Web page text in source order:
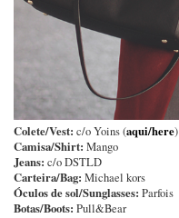
Colete/Vest: c/o Yoins (aqui/here)
Camisa/Shirt: Mango
Jeans: c/o DSTLD
Carteira/Bag: Michael kors
Óculos de sol/Sunglasses: Parfois
Botas/Boots: Pull&Bear